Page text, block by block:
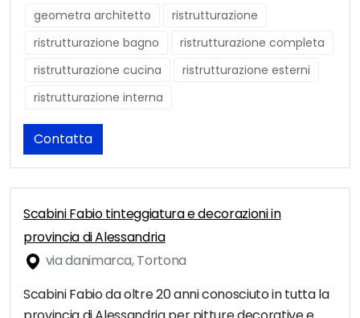
geometra architetto
ristrutturazione
ristrutturazione bagno
ristrutturazione completa
ristrutturazione cucina
ristrutturazione esterni
ristrutturazione interna
Contatta
Scabini Fabio tinteggiatura e decorazioni in
provincia di Alessandria
via danimarca, Tortona
Scabini Fabio da oltre 20 anni conosciuto in tutta la